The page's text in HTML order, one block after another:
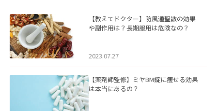
【教えてドクター】防風通聖散の効果
や副作用は？長期服用は危険なの？
2023.07.27
【薬剤師監修】ミヤBM錠に痩せる効果
は本当にあるの？